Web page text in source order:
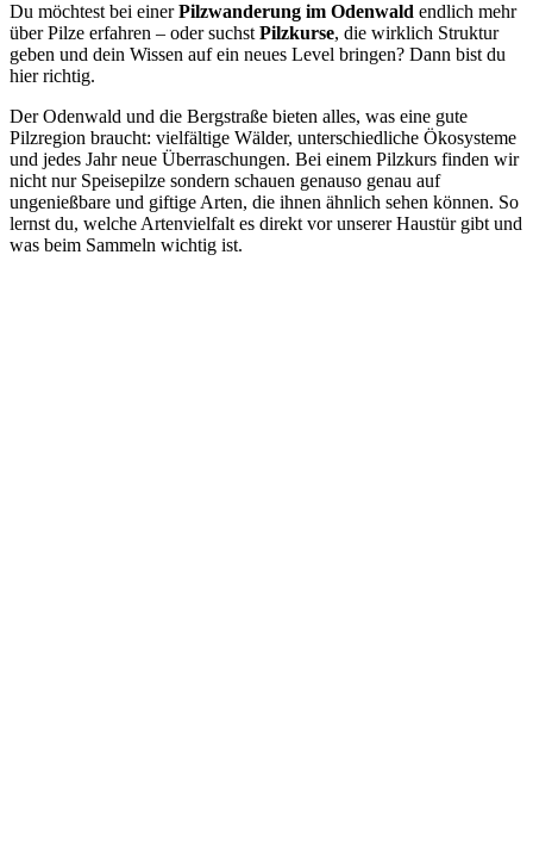
Du möchtest bei einerPilzwanderung im Odenwald endlich mehr
über Pilze erfahren – oder suchstPilzkurse, die wirklich Struktur
geben und dein Wissen auf ein neues Level bringen? Dann bist du
hier richtig.
Der Odenwald und die Bergstraße bieten alles, was eine gute
Pilzregion braucht: vielfältige Wälder, unterschiedliche Ökosysteme
und jedes Jahr neue Überraschungen. Bei einem Pilzkurs finden wir
nicht nur Speisepilze sondern schauen genauso genau auf
ungenießbare und giftige Arten, die ihnen ähnlich sehen können. So
lernst du, welche Artenvielfalt es direkt vor unserer Haustür gibt und
was beim Sammeln wichtig ist.